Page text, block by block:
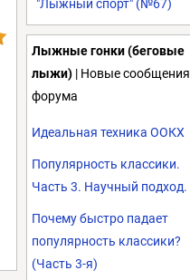
"Лыжный спорт" (№67)
Лыжные гонки (беговые
лыжи) | Новые сообщения
форума
Идеальная техника ООКХ
Популярность классики.
Часть 3. Научный подход.
Почему быстро падает
популярность классики?
(Часть 3-я)